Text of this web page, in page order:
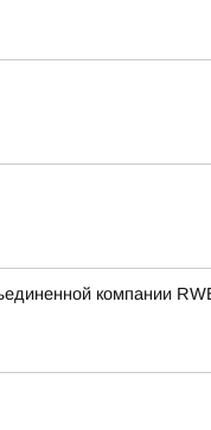
компании